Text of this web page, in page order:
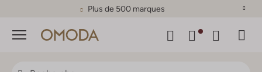
Plus de 500 marques
Menu